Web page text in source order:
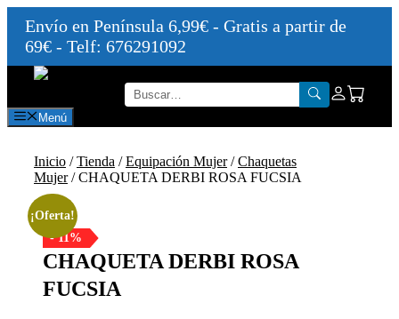
Envío en Península 6,99€ - Gratis a partir de
69€ - Telf: 676291092
Saltar
contenido
Menú
Inicio /Tienda /Equipación Mujer/Chaquetas
Mujer/ CHAQUETA DERBI ROSA FUCSIA
¡Oferta!
- 11%
CHAQUETA DERBI ROSA
FUCSIA